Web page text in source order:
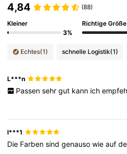
4,84 (88)
Kleiner
3%
Richtige Größe
Echtes(1) schnelle Logistik(1)
L***n
Passen sehr gut kann ich
l***1
Die Farbensindgenausowieauf